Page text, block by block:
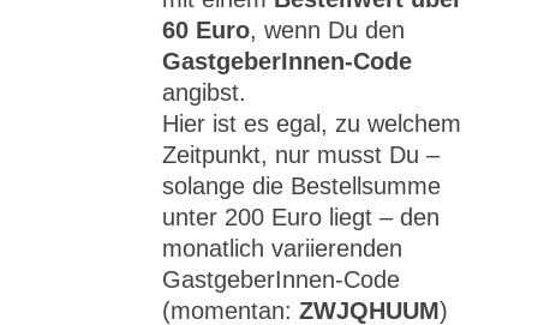
60 Euro, wenn Du den
GastgeberInnen-Code
angibst.
Hier ist es egal, zu welchem
Zeitpunkt, nur musst Du –
solange die Bestellsumme
unter 200 Euro liegt – den
monatlich variierenden
GastgeberInnen-Code
(momentan: ZWJQHUUM)